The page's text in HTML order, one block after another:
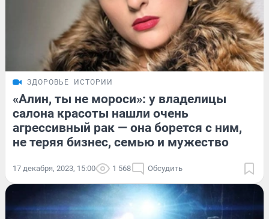
ЗДОРОВЬЕ ИСТОРИИ
«Алин, ты не мороси»: у владелицы
салона красоты нашли очень
агрессивный рак — она борется с ним,
не теряя бизнес, семью и мужество
17 декабря, 2023, 15:00 1 568 Обсудить